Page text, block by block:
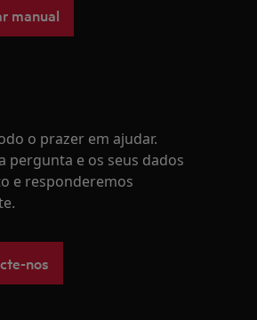
manual
o prazer em ajudar.
pergunta e os seus dados
e responderemos
nos